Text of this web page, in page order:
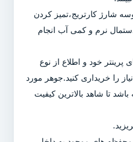
شارژ کارتریج،تمیز کردن
نرم و کمی آب انجام
خود و اطلاع از نوع
را خریداری کنید.جوهر مورد
باشد تا شاهد بالاترین کیفیت